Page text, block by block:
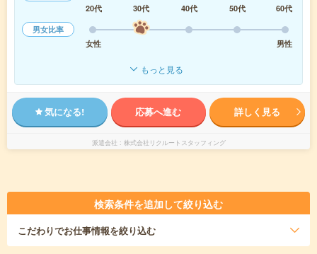
20代
30代 40代 50代
60代
男女比率
女性
男性
もっと見る
気になる! 応募へ進む 詳しく見る
派遣会社 株式会社リクルートスタッフィング
検索条件を追加して絞り込む
こだわりでお仕事情報を絞り込む